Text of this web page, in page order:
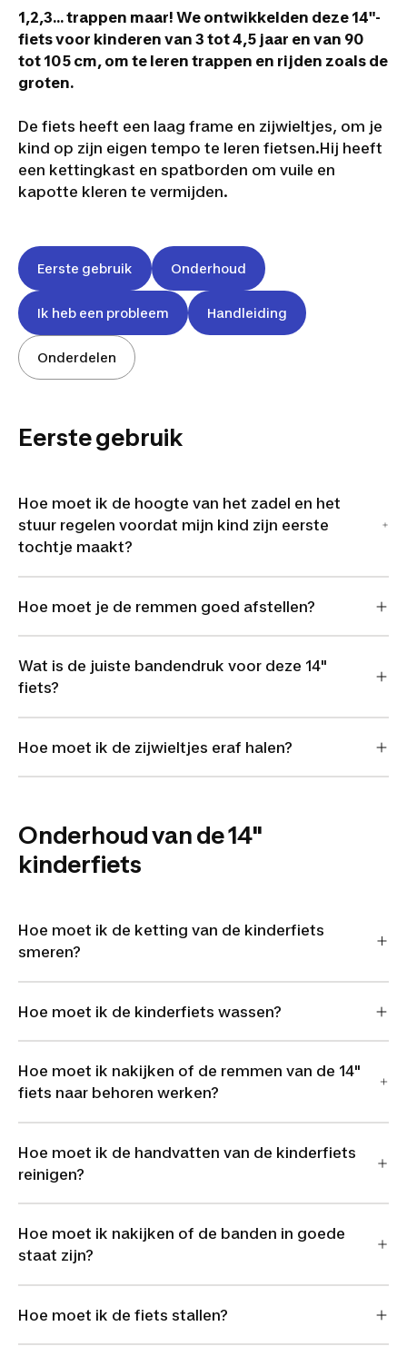
1,2,3... trappen maar! We ontwikkelden deze 14"-
fiets voor kinderen van 3 tot 4,5 jaar en van 90
tot 105 cm, om te leren trappen en rijden zoals de
groten.
De fiets heeft een laag frame en zijwieltjes, om je
kind op zijn eigen tempo te leren fietsen.Hij heeft
een kettingkast en spatborden om vuile en
kapotte kleren te vermijden.
Eerste gebruik Onderhoud
Ik heb een probleem Handleiding
Onderdelen
Eerste gebruik
Hoe moet ik de hoogte van het zadel en het
stuur regelen voordat mijn kind zijn eerste
tochtje maakt?
Hoe moet je de remmen goed afstellen?
Wat is de juiste bandendruk voor deze 14"
fiets?
Hoe moet ik de zijwieltjes eraf halen?
Onderhoud van de 14"
kinderfiets
Hoe moet ik de ketting van de kinderfiets
smeren?
Hoe moet ik de kinderfiets wassen?
Hoe moet ik nakijken of de remmen van de 14"
fiets naar behoren werken?
Hoe moet ik de handvatten van de kinderfiets
reinigen?
Hoe moet ik nakijken of de banden in goede
staat zijn?
Hoe moet ik de fiets stallen?